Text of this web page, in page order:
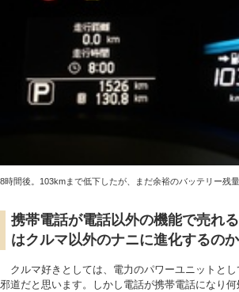
8時間後。103kmまで低下したが、まだ余裕のバッテリー残量
携帯電話が電話以外の機能で売れ
はクルマ以外のナニに進化するのか
クルマ好きとしては、電力のパワーユニットと
邪道だと思います。しかし電話が携帯電話になり